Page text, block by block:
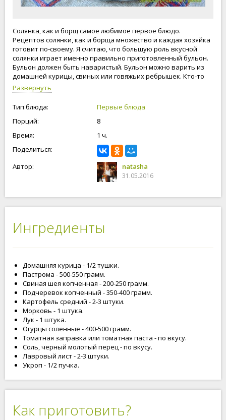
Солянка, как и борщ самое любимое первое блюдо.
Рецептов солянки, как и борща множество и каждая хозяйка
готовит по-своему. Я считаю, что большую роль вкусной
солянки играет именно правильно приготовленный бульон.
Бульон должен быть наваристый. Бульон можно варить из
домашней курицы, свиных или говяжьих ребрышек. Кто-то
любит солянку густую, кто-то, чтобы было побольше
бульона, здесь уже - дело вкусу.
Развернуть
Тип блюда:
Первые блюда
Порций:
8
Время:
1 ч.
Поделиться:
Автор:
natasha
31.05.2016
Ингредиенты
Домашняя курица - 1/2 тушки.
Пастрома - 500-550 грамм.
Свиная шея копченная - 200-250 грамм.
Подчеревок копченный - 350-400 грамм.
Картофель средний - 2-3 штуки.
Морковь - 1 штука.
Лук - 1 штука.
Огурцы соленные - 400-500 грамм.
Томатная заправка или томатная паста - по вкусу.
Соль, черный молотый перец - по вкусу.
Лавровый лист - 2-3 штуки.
Укроп - 1/2 пучка.
Как приготовить?